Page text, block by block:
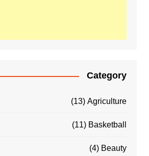
Category
Agriculture
(13)
Basketball
(11)
Beauty
(4)